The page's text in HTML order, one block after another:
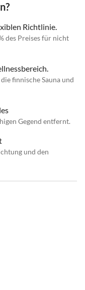
Richtlinie.
des Preises für nicht
finnische Sauna und
Gegend entfernt.
und den